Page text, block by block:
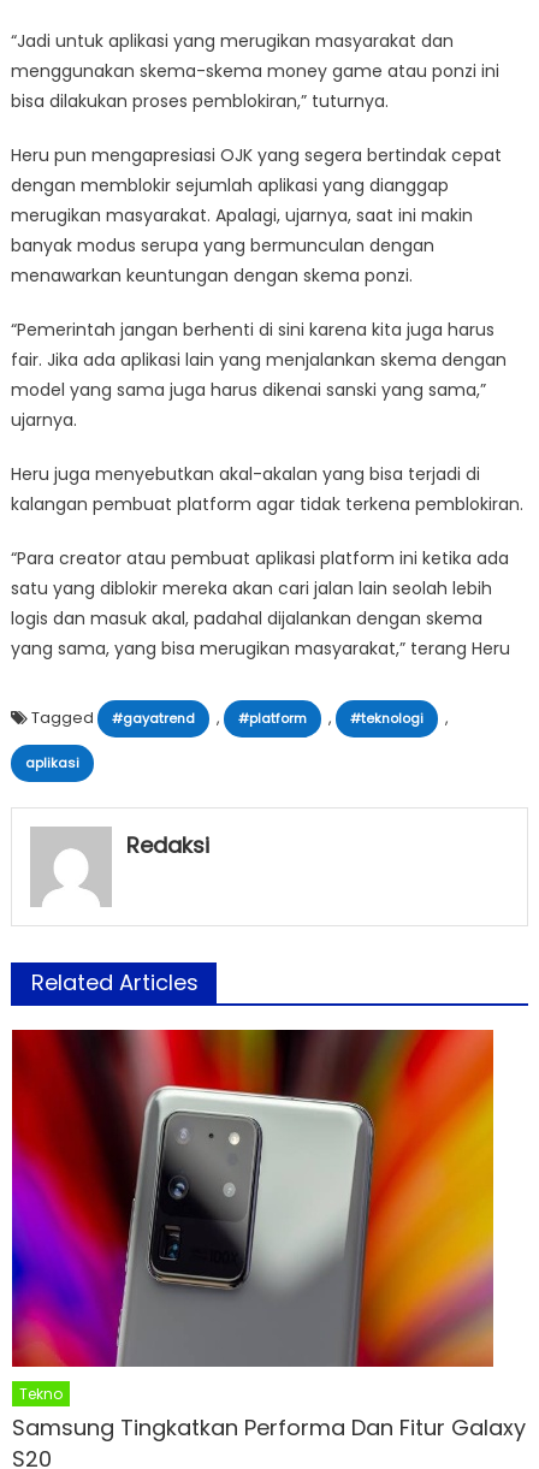
“Jadi untuk aplikasi yang merugikan masyarakat dan
menggunakan skema-skema money game atau ponzi ini
bisa dilakukan proses pemblokiran,” tuturnya.
Heru pun mengapresiasi OJK yang segera bertindak cepat
dengan memblokir sejumlah aplikasi yang dianggap
merugikan masyarakat. Apalagi, ujarnya, saat ini makin
banyak modus serupa yang bermunculan dengan
menawarkan keuntungan dengan skema ponzi.
“Pemerintah jangan berhenti di sini karena kita juga harus
fair. Jika ada aplikasi lain yang menjalankan skema dengan
model yang sama juga harus dikenai sanski yang sama,”
ujarnya.
Heru juga menyebutkan akal-akalan yang bisa terjadi di
kalangan pembuat platform agar tidak terkena pemblokiran.
“Para creator atau pembuat aplikasi platform ini ketika ada
satu yang diblokir mereka akan cari jalan lain seolah lebih
logis dan masuk akal, padahal dijalankan dengan skema
yang sama, yang bisa merugikan masyarakat,” terang Heru
Tagged #gayatrend , #platform , #teknologi ,
aplikasi
Redaksi
Related Articles
Tekno
Samsung Tingkatkan Performa Dan Fitur Galaxy
S20